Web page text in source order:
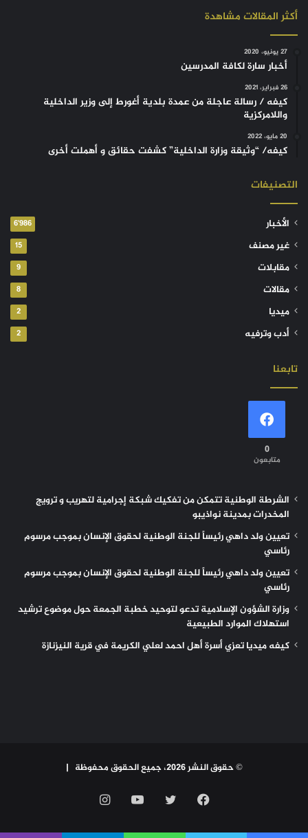
أكثر المقالات مشاهدة
27 يونيو، 2020
أخبار سارة لكافة المدرسين
26 فبراير، 2021
كيفه / رسالة عاجلة من عمدة بلدية أغورط إلى وزير الداخلية
واللامركزية
20 مايو، 2022
كيفه/ “وثيقة وزارة الداخلية” كشفت حقائق و أهملت أخرى
التصنيفات
الأخبار 6٬986
غير مصنف 15
مقابلات 9
مقالات 8
ميديا 2
أدب وترفيه 2
تابعنا
0
متابعون
الشرطة الوطنية تتمكن من تفكيك شبكة إجرامية لتهريب و ترويج
المخدرات بمدينة نواذيبو
تعيين ولد داهي رئيساً للجنة الوطنية لحقوق الإنسان بموجب مرسوم
رئاسي
تعيين ولد داهي رئيساً للجنة الوطنية لحقوق الإنسان بموجب مرسوم
رئاسي
وزارة الشؤون الإسلامية تدعو لتوحيد خطبة الجمعة حول موضوع ترشيد
استهلاك الموارد الطبيعية
كيفه ميديا تعزي أسرة أهل احمد لعلي الكريمة في قرية النيزنازة
© حقوق النشر 2026، جميع الحقوق محفوظة |
فيسبوك تويتر يوتيوب